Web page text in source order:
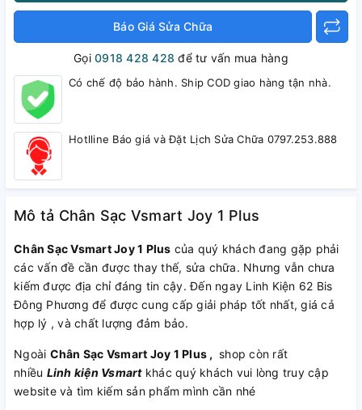
Báo Giá Sửa Chữa
Gọi0918 428 428 để tư vấn mua hàng
Có chế độ bảo hành. Ship COD giao hàng tận nhà.
Hotlline Báo giá và Đặt Lịch Sửa Chữa 0797.253.888
Mô tả Chân Sạc Vsmart Joy 1 Plus
Chân Sạc Vsmart Joy 1 Plus của quý khách đang gặp phải
các vấn đề cần được thay thế, sửa chữa. Nhưng vẫn chưa
kiếm được địa chỉ đáng tin cậy. Đến ngay Linh Kiện 62 Bis
Đông Phương để được cung cấp giải pháp tốt nhất, giá cả
hợp lý , và chất lượng đảm bảo.
Ngoài Chân Sạc Vsmart Joy 1 Plus , shop còn rất
nhiều Linh kiện Vsmartkhác quý khách vui lòng truy cập
website và tìm kiếm sản phẩm mình cần nhé